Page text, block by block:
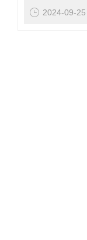
2024-09-25